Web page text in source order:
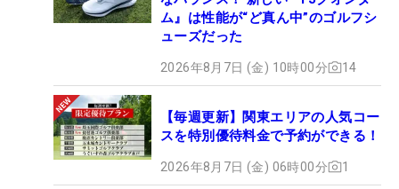
ム』は性能が“ど真ん中”のゴルフシ
ューズだった
2026年8月7日 (金) 10時00分 14
【毎週更新】関東エリアの人気コー
スを特別優待料金で予約ができる！
2026年8月7日 (金) 06時00分 1